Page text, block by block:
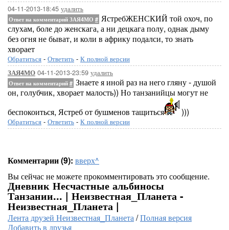
04-11-2013-18:45 удалить
Ответ на комментарий ЗАЯ4МО # ЯстребЖЕНСКИЙ той охоч, по
слухам, боле до женскага, а ни децкага полу, однак дыму
без огня не быват, и коли в африку подалси, то знать
хворает
Обратиться - Ответить - К полной версии
ЗАЯ4МО 04-11-2013-23:59 удалить
Ответ на комментарий # Знаете я иной раз на него гляну - душой
он, голубчик, хворает малость)) Но танзанийцы могут не
беспокоиться, Ястреб от бушменов тащиться
)))
Обратиться - Ответить - К полной версии
Комментарии (9): вверх^
Вы сейчас не можете прокомментировать это сообщение.
Дневник Несчастные альбиносы
Танзании... | Неизвестная_Планета -
Неизвестная_Планета |
Лента друзей Неизвестная_Планета/Полная версия
Добавить в друзья